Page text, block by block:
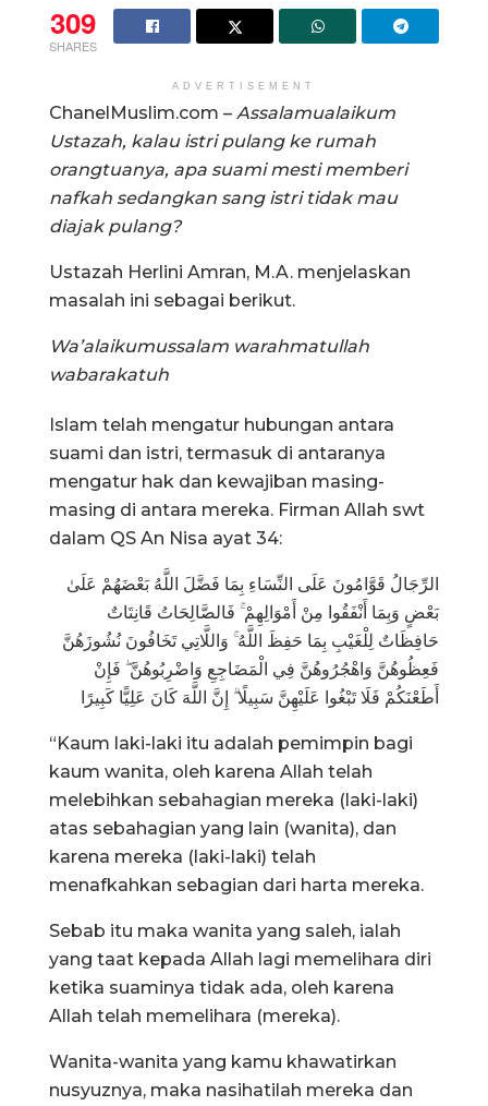
309
SHARES
ADVERTISEMENT
ChanelMuslim.com – Assalamualaikum
Ustazah, kalau istri pulang ke rumah
orangtuanya, apa suami mesti memberi
nafkah sedangkan sang istri tidak mau
diajak pulang?
Ustazah Herlini Amran, M.A. menjelaskan
masalah ini sebagai berikut.
Wa’alaikumussalam warahmatullah
wabarakatuh
Islam telah mengatur hubungan antara
suami dan istri, termasuk di antaranya
mengatur hak dan kewajiban masing-
masing di antara mereka. Firman Allah swt
dalam QS An Nisa ayat 34:
الرِّجَالُ قَوَّامُونَ عَلَى النِّسَاءِ بِمَا فَضَّلَ اللَّهُ بَعْضَهُمْ عَلَىٰ
بَعْضٍ وَبِمَا أَنْفَقُوا مِنْ أَمْوَالِهِمْ ۚ فَالصَّالِحَاتُ قَانِتَاتٌ
حَافِظَاتٌ لِلْغَيْبِ بِمَا حَفِظَ اللَّهُ ۚ وَاللَّاتِي تَخَافُونَ نُشُوزَهُنَّ
فَعِظُوهُنَّ وَاهْجُرُوهُنَّ فِي الْمَضَاجِعِ وَاضْرِبُوهُنَّ ۖ فَإِنْ
أَطَعْنَكُمْ فَلَا تَبْغُوا عَلَيْهِنَّ سَبِيلًا ۗ إِنَّ اللَّهَ كَانَ عَلِيًّا كَبِيرًا
“Kaum laki-laki itu adalah pemimpin bagi
kaum wanita, oleh karena Allah telah
melebihkan sebahagian mereka (laki-laki)
atas sebahagian yang lain (wanita), dan
karena mereka (laki-laki) telah
menafkahkan sebagian dari harta mereka.
Sebab itu maka wanita yang saleh, ialah
yang taat kepada Allah lagi memelihara diri
ketika suaminya tidak ada, oleh karena
Allah telah memelihara (mereka).
Wanita-wanita yang kamu khawatirkan
nusyuznya, maka nasihatilah mereka dan